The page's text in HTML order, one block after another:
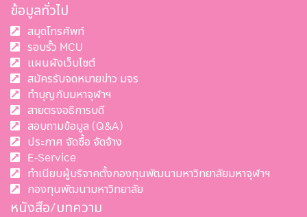
ข้อมูลทั่วไป
สมุดโทรศัพท์
รอบรั้ว MCU
แผนผังเว็บไซต์
สมัครรับจดหมายข่าว มจร
ทำบุญกับมหาจุฬาฯ
สายตรงอธิการบดี
สอบถามข้อมูล (Q&A)
ประกาศ จัดซื้อ จัดจ้าง
E-Service
ทำเนียบผู้บริจาคตั้งกองทุนพัฒนามหาวิทยาลัยมหาจุฬาฯ
กองทุนพัฒนามหาวิทยาลัย
หนังสือ/บทความ